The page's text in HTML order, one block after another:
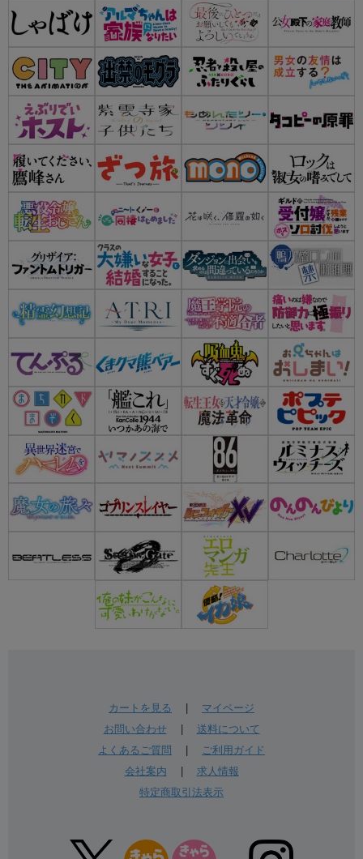
カートを見る
マイページ
お問い合わせ| 送料について
よくあるご質問
ご利用ガイド
会社案内
求人情報
特定商取引法表示